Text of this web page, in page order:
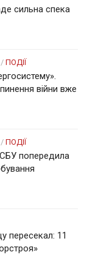
сильна спека
/ ПОДІЇ
війни вже
/ ПОДІЇ
попередила
пересекал: 11